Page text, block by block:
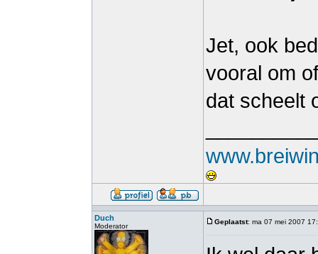
Jet, ook
vooral om
dat scheelt
Duch
Moderator
Geplaatst: ma 07 mei 2007